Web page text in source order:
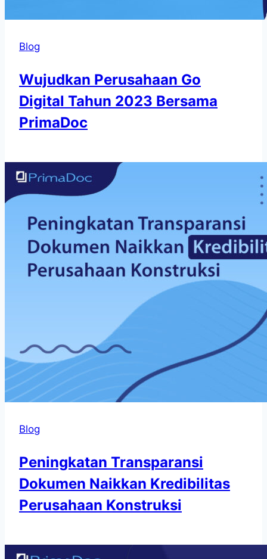
Blog
Wujudkan Perusahaan Go
Digital Tahun 2023 Bersama
PrimaDoc
Blog
Peningkatan Transparansi
Dokumen Naikkan Kredibilitas
Perusahaan Konstruksi